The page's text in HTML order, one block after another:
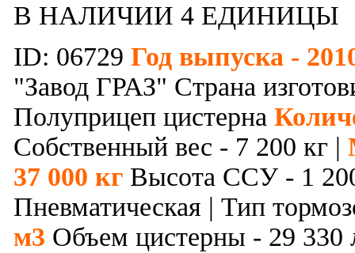
В НАЛИЧИИ 4 ЕДИНИЦЫ
ID: 06729 Год выпуска -
"Завод ГРАЗ" Страна
Полуприцеп цистерна
Собственный вес - 7 200 кг |
37 000 кг Высота ССУ - 1
Пневматическая | Тип
м3 Объем цистерны - 29 330